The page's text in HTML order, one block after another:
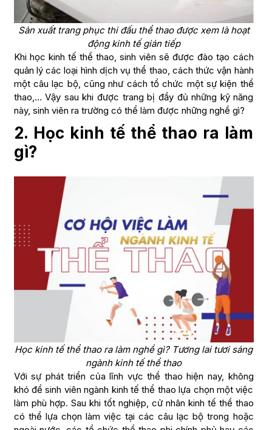
Sản xuất trang phục thi đấu thể thao được xem là hoạt
động kinh tế gián tiếp
Khi học kinh tế thể thao, sinh viên sẽ được đào tạo cách
quản lý các loại hình dịch vụ thể thao, cách thức vận hành
một câu lạc bộ, cũng như cách tổ chức một sự kiện thể
thao,… Vậy sau khi được trang bị đầy đủ những kỹ năng
này, sinh viên ra trường có thể làm được những nghề gì?
2. Học kinh tế thể thao ra làm
gì?
Học kinh tế thể thao ra làm nghề gì? Tương lai tươi sáng
ngành kinh tế thể thao
Với sự phát triển của lĩnh vực thể thao hiện nay, không
khó để sinh viên ngành kinh tế thể thao lựa chọn một việc
làm phù hợp. Sau khi tốt nghiệp, cử nhân kinh tế thể thao
có thể lựa chọn làm việc tại các câu lạc bộ trong hoặc